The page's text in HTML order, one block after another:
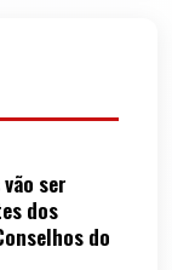
ser
dos
do